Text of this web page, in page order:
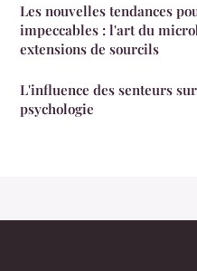
Les nouvelles tendances
impeccables : l'art du
extensions de sourcils
L'influence des senteurs
psychologie